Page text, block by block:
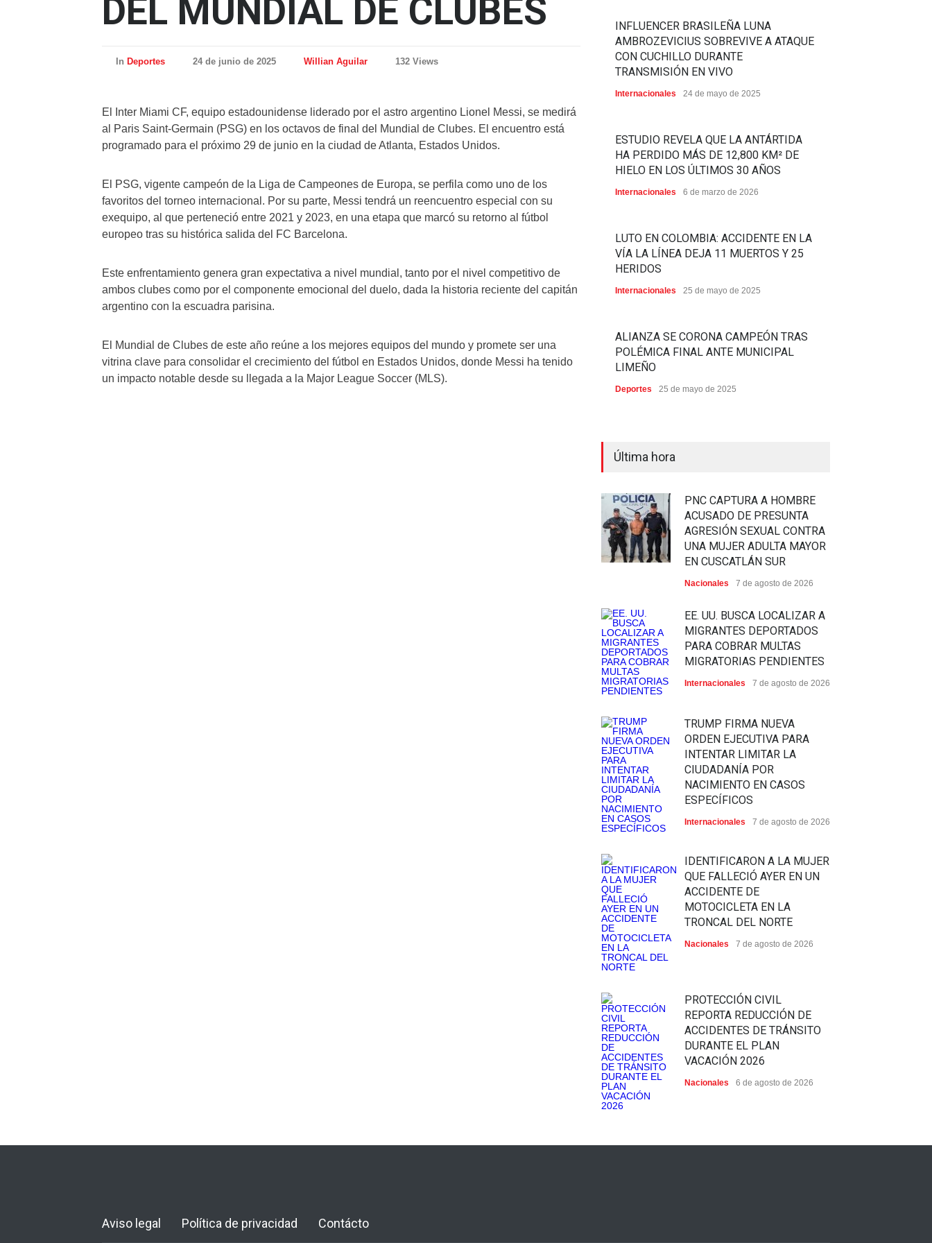
DEL MUNDIAL DE CLUBES
In Deportes 24 de junio de 2025 Willian Aguilar 132 Views
El Inter Miami CF, equipo estadounidense liderado por el astro argentino Lionel Messi, se medirá
al Paris Saint-Germain (PSG) en los octavos de final del Mundial de Clubes. El encuentro está
programado para el próximo 29 de junio en la ciudad de Atlanta, Estados Unidos.
El PSG, vigente campeón de la Liga de Campeones de Europa, se perfila como uno de los
favoritos del torneo internacional. Por su parte, Messi tendrá un reencuentro especial con su
exequipo, al que perteneció entre 2021 y 2023, en una etapa que marcó su retorno al fútbol
europeo tras su histórica salida del FC Barcelona.
Este enfrentamiento genera gran expectativa a nivel mundial, tanto por el nivel competitivo de
ambos clubes como por el componente emocional del duelo, dada la historia reciente del capitán
argentino con la escuadra parisina.
El Mundial de Clubes de este año reúne a los mejores equipos del mundo y promete ser una
vitrina clave para consolidar el crecimiento del fútbol en Estados Unidos, donde Messi ha tenido
un impacto notable desde su llegada a la Major League Soccer (MLS).
INFLUENCER BRASILEÑA LUNA
AMBROZEVICIUS SOBREVIVE A ATAQUE
CON CUCHILLO DURANTE
TRANSMISIÓN EN VIVO
Internacionales 24 de mayo de 2025
ESTUDIO REVELA QUE LA ANTÁRTIDA
HA PERDIDO MÁS DE 12,800 KM² DE
HIELO EN LOS ÚLTIMOS 30 AÑOS
Internacionales 6 de marzo de 2026
LUTO EN COLOMBIA: ACCIDENTE EN LA
VÍA LA LÍNEA DEJA 11 MUERTOS Y 25
HERIDOS
Internacionales 25 de mayo de 2025
ALIANZA SE CORONA CAMPEÓN TRAS
POLÉMICA FINAL ANTE MUNICIPAL
LIMEÑO
Deportes 25 de mayo de 2025
Última hora
PNC CAPTURA A HOMBRE
ACUSADO DE PRESUNTA
AGRESIÓN SEXUAL CONTRA
UNA MUJER ADULTA MAYOR
EN CUSCATLÁN SUR
Nacionales 7 de agosto de 2026
EE. UU. BUSCA LOCALIZAR A
MIGRANTES DEPORTADOS
PARA COBRAR MULTAS
MIGRATORIAS PENDIENTES
Internacionales 7 de agosto de 2026
TRUMP FIRMA NUEVA
ORDEN EJECUTIVA PARA
INTENTAR LIMITAR LA
CIUDADANÍA POR
NACIMIENTO EN CASOS
ESPECÍFICOS
Internacionales 7 de agosto de 2026
IDENTIFICARON A LA MUJER
QUE FALLECIÓ AYER EN UN
ACCIDENTE DE
MOTOCICLETA EN LA
TRONCAL DEL NORTE
Nacionales 7 de agosto de 2026
PROTECCIÓN CIVIL
REPORTA REDUCCIÓN DE
ACCIDENTES DE TRÁNSITO
DURANTE EL PLAN
VACACIÓN 2026
Nacionales 6 de agosto de 2026
Aviso legal Política de privacidad Contácto